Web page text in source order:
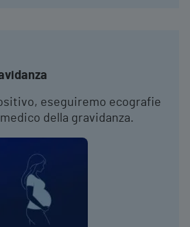
eseguiremo ecografie
della gravidanza.